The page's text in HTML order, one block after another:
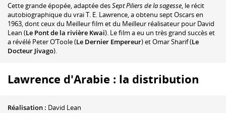
Cette grande épopée, adaptée desSept Piliers de la sagesse, le récit
autobiographique du vrai T. E. Lawrence, a obtenu sept Oscars en
1963, dont ceux du Meilleur film et du Meilleur réalisateur pour David
Lean (Le Pont de la rivière Kwai). Le film a eu un très grand succès et
a révélé Peter O’Toole (Le Dernier Empereur) et Omar Sharif (Le
Docteur Jivago).
Lawrence d'Arabie : la distribution
Réalisation : David Lean